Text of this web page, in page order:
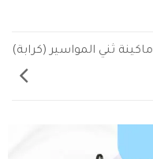
ماكينة ثني المواسير (كرابة)